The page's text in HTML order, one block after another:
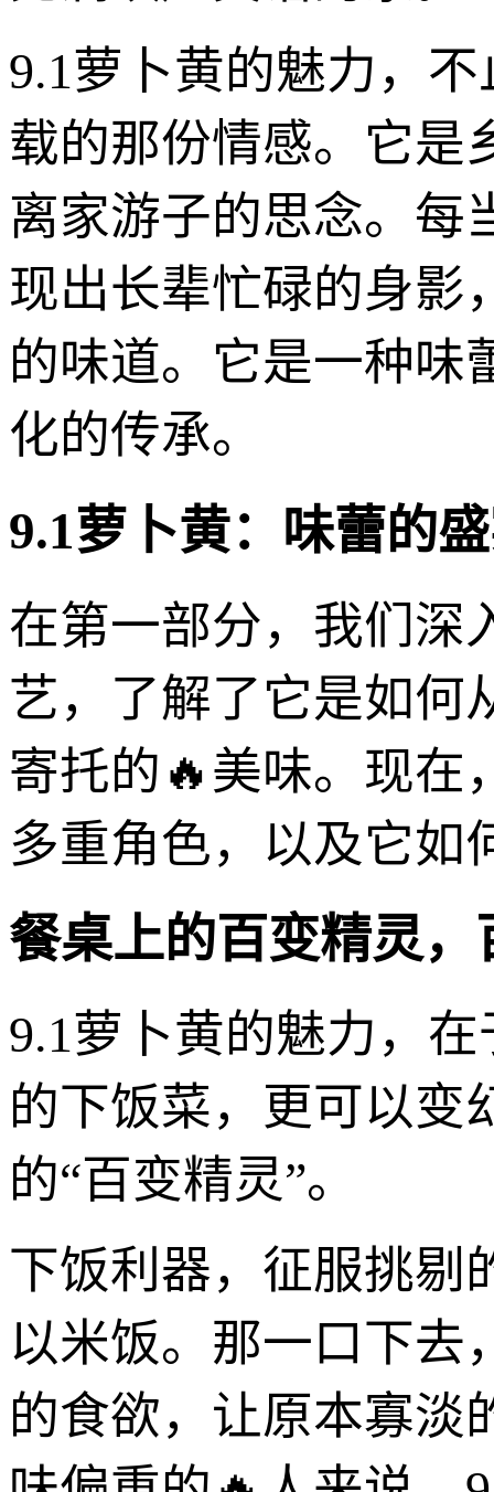
9.1萝卜黄的魅力，
载的那份情感。它是
离家游子的思念。每
现出长辈忙碌的身影
的味道。它是一种味
化的传承。
9.1萝卜黄：味蕾的
在第一部分，我们深
艺，了解了它是如何
寄托的🔥美味。现在
多重角色，以及它如
餐桌上的百变精灵
9.1萝卜黄的魅力，
的下饭菜，更可以变
的“百变精灵”。
下饭利器，征服挑剔
以米饭。那一口下去
的食欲，让原本寡淡